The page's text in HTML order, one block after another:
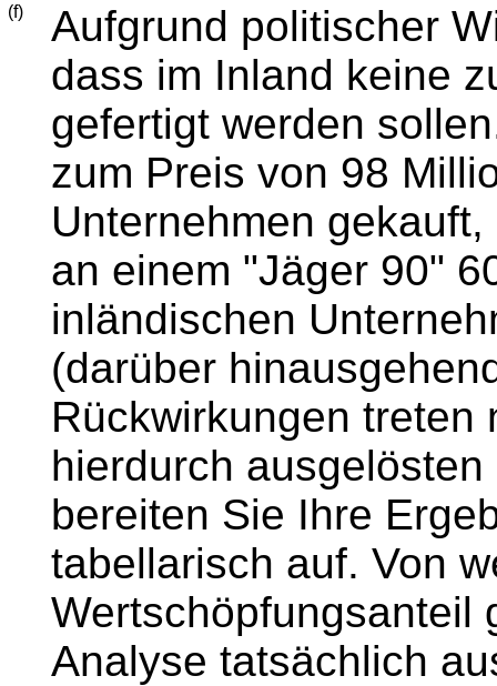
(f)
Aufgrund politischer
dass im Inland keine
gefertigt werden
zum Preis von 98
Unternehmen
an einem "Jäger 90"
inländischen
(darüber
Rückwirkungen treten
hierdurch
bereiten Sie Ihre
tabellarisch auf. Von
Wertschöpfungsanteil
Analyse tatsächlich